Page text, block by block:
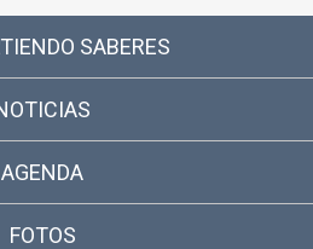
SABERES
AGENDA
FOTOS